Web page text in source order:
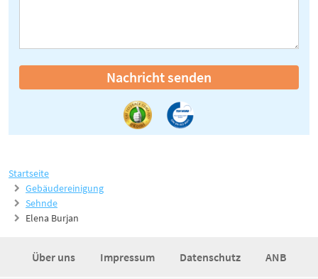
Startseite
Gebäudereinigung
Sehnde
Elena Burjan
Nachricht senden
Über uns Impressum Datenschutz ANB